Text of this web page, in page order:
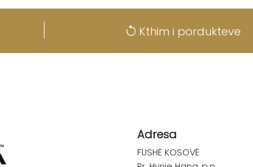
Kthim i pordukteve
Adresa
FUSHË KOSOVË